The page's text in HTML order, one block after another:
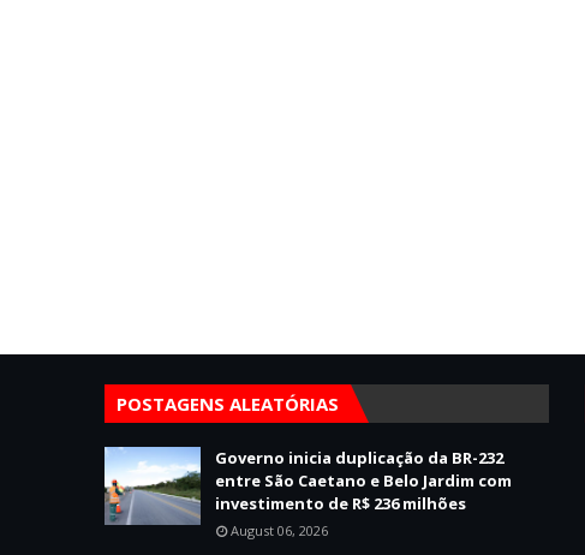
POSTAGENS ALEATÓRIAS
Governo inicia duplicação da BR-232
entre São Caetano e Belo Jardim com
investimento de R$ 236 milhões
August 06, 2026